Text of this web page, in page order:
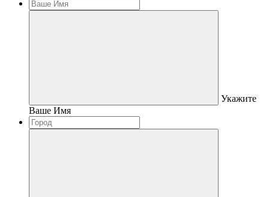
Укажите
Ваше Имя